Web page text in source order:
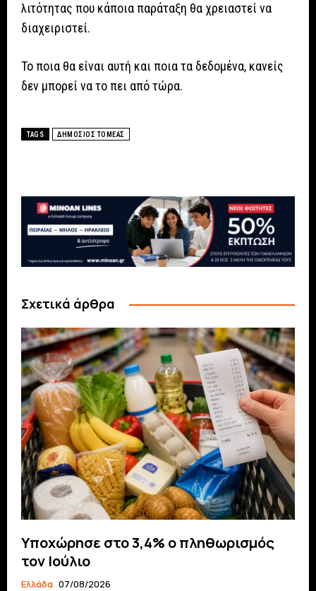
λιτότητας που κάποια παράταξη θα χρειαστεί να
διαχειριστεί.
Το ποια θα είναι αυτή και ποια τα δεδομένα, κανείς
δεν μπορεί να το πει από τώρα.
TAGS ΔΗΜΟΣΙΟΣ ΤΟΜΕΑΣ
Σχετικά άρθρα
Υποχώρησε στο 3,4% ο πληθωρισμός
τον Ιούλιο
Ελλάδα 07/08/2026